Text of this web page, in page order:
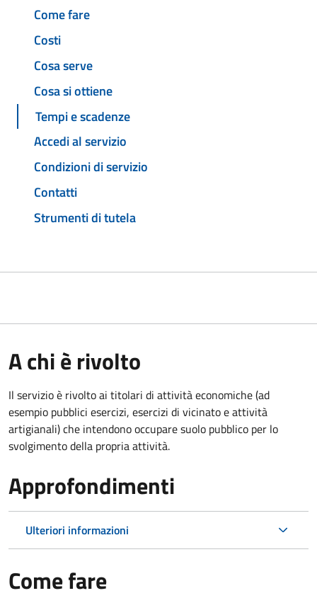
Come fare
Costi
Cosa serve
Cosa si ottiene
Tempi e scadenze
Accedi al servizio
Condizioni di servizio
Contatti
Strumenti di tutela
A chi è rivolto
Il servizio è rivolto ai titolari di attività economiche (ad
esempio pubblici esercizi, esercizi di vicinato e attività
artigianali) che intendono occupare suolo pubblico per lo
svolgimento della propria attività.
Approfondimenti
Ulteriori informazioni
Come fare